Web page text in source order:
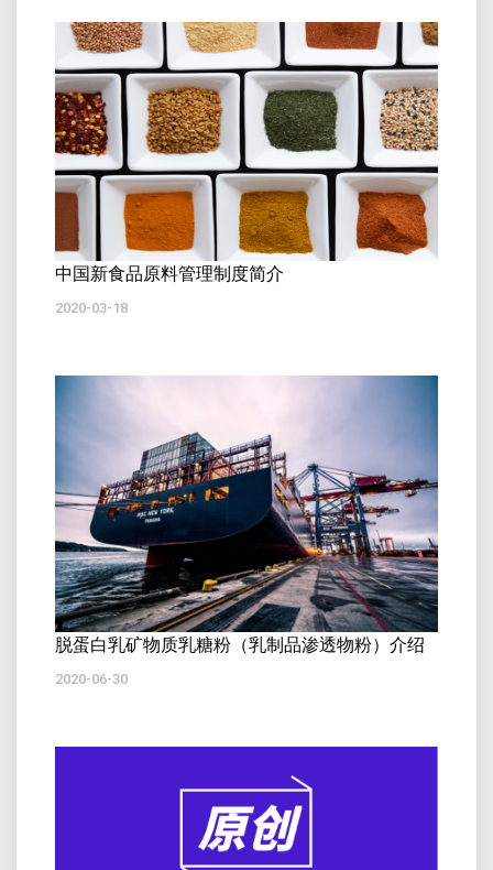
中国新食品原料管理制度简介
2020-03-18
脱蛋白乳矿物质乳糖粉（乳制品渗透物粉）介绍
2020-06-30